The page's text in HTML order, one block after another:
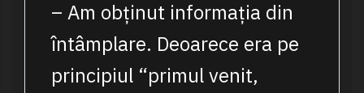
– Am obținut informația din
întâmplare. Deoarece era pe
principiul “primul venit,